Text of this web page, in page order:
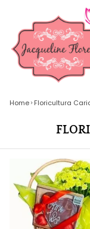
Home Floricultura